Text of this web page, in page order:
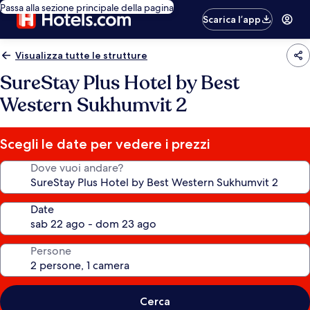
Passa alla sezione principale della pagina
Scarica l’app
Visualizza tutte le strutture
SureStay Plus Hotel by Best
Western Sukhumvit 2
Scegli le date per vedere i prezzi
Dove vuoi andare?
Date
Persone
Cerca